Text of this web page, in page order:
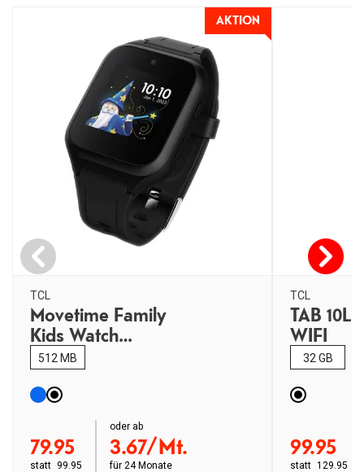
AKTION
TCL
Movetime Family
Kids Watch
MT40X
512 MB
79.95
statt 99.95
oder ab
3.67/Mt.
für 24 Monate
TCL
TAB 10L
WIFI
32 GB
99.95
statt 129.95